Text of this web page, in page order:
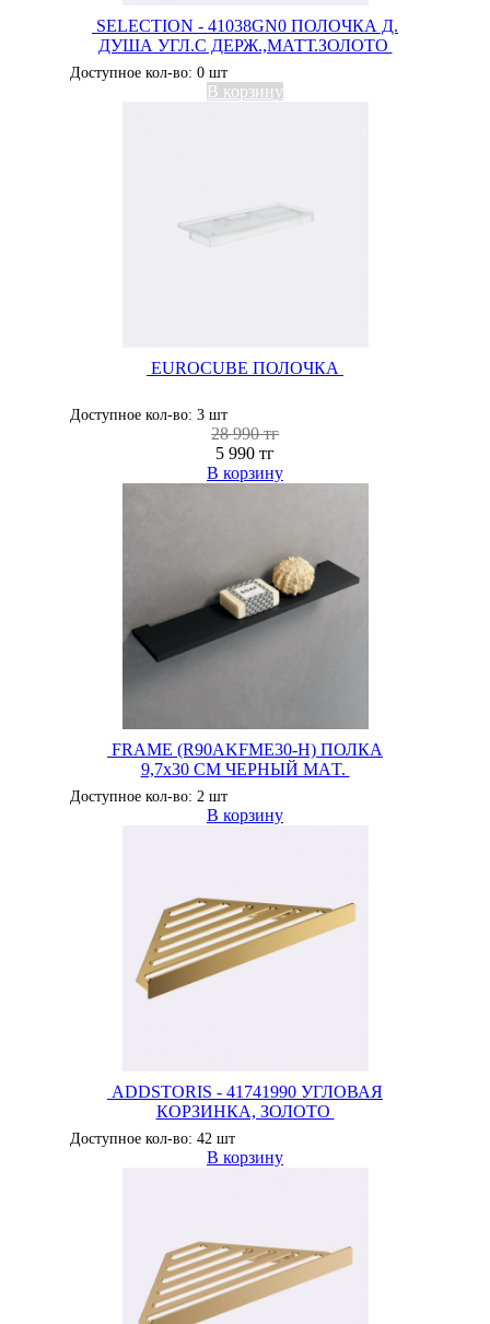
SELECTION - 41038GN0 ПОЛОЧКА Д.
ДУША УГЛ.С ДЕРЖ.,МАТТ.ЗОЛОТО
Доступное кол-во: 0 шт
В корзину
EUROCUBE ПОЛОЧКА
Доступное кол-во: 3 шт
28 990 тг
5 990 тг
В корзину
FRAME (R90AKFME30-H) ПОЛКА
9,7x30 CM ЧЕРНЫЙ МАT.
Доступное кол-во: 2 шт
В корзину
ADDSTORIS - 41741990 УГЛОВАЯ
КОРЗИНКА, ЗОЛОТО
Доступное кол-во: 42 шт
В корзину